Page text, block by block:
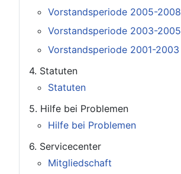
Vorstandsperiode 2005-2008
Vorstandsperiode 2003-2005
Vorstandsperiode 2001-2003
4. Statuten
Statuten
5. Hilfe bei Problemen
Hilfe bei Problemen
6. Servicecenter
Mitgliedschaft